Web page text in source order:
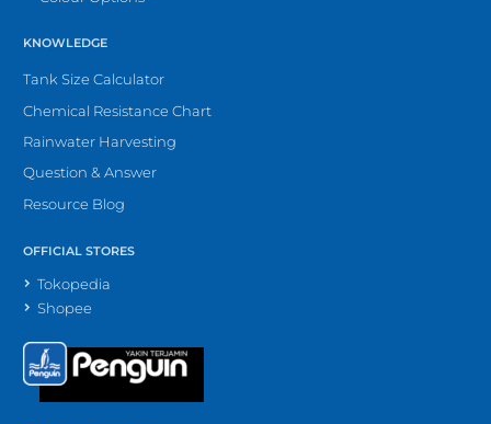
KNOWLEDGE
Tank Size Calculator
Chemical Resistance Chart
Rainwater Harvesting
Question & Answer
Resource Blog
OFFICIAL STORES
Tokopedia
Shopee